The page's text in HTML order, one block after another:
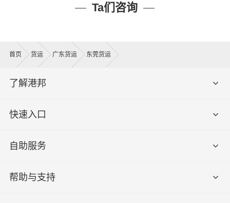
Ta们咨询
首页 货运 广东货运 东莞货运
了解港邦
快速入口
自助服务
帮助与支持